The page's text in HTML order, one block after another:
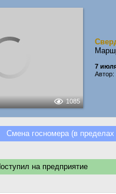
1085
7
Автор:
Смена госномера (в пределах
на предприятие